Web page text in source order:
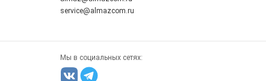
service@almazcom.ru
Мы в социальных сетях: